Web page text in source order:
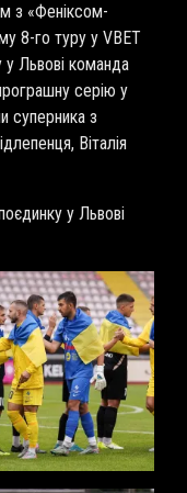
з «Феніксом-
8-го туру у VBET
у Львові команда
серію у
суперника з
Віталія
у Львові